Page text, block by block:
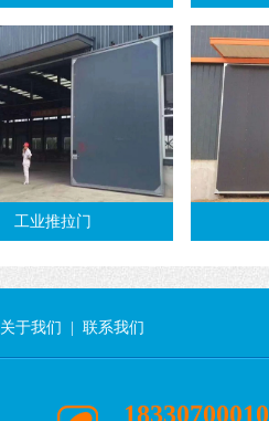
工业推拉门
关于我们 联系我们
18330700010